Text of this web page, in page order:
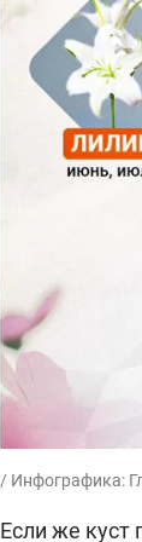
/ Инфографика:
Если же куст